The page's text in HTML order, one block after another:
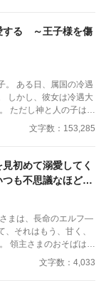
する ～王子様を傷
。 ある日、属国の冷遇
ティアは消されてしま
てしまう。 しかし
の溺愛に戸惑いつつ
文字数：153,285
初めて溺愛してく
も不思議なほど静
響く
まは、長命のエルフ―
それはもう、甘く、
のざわめきも、人の悪
は、少しも、届きま
文字数：4,033